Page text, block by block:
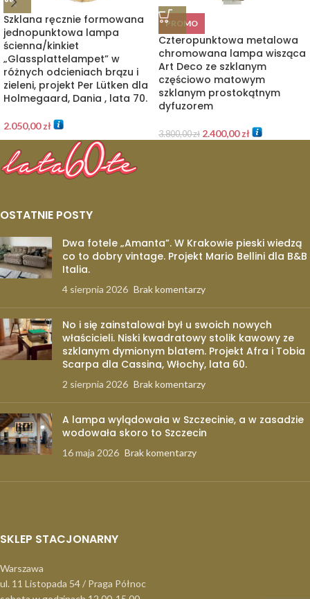
Szklana ręcznie formowana
jednopunktowa lampa
ścienna/kinkiet
„Glassplattelampet” w
różnych odcieniach brązu i
zieleni, projekt Per Lütken dla
Holmegaard, Dania , lata 70.
2.050,00zł
PROMO
Czteropunktowa metalowa
chromowana lampa wisząca
Art Deco ze szklanym
częściowo matowym
szklanym prostokątnym
dyfuzorem
3.800,00zł 2.400,00zł
OSTATNIE POSTY
Dwa fotele „Amanta”. W Krakowie pieski wiedzą
co to dobry vintage. Projekt Mario Bellini dla B&B
Italia.
4 sierpnia 2026 Brak komentarzy
No i się zainstalował był u swoich nowych
właścicieli. Niski kwadratowy stolik kawowy ze
szklanym dymionym blatem. Projekt Afra i Tobia
Scarpa dla Cassina, Włochy, lata 60.
2 sierpnia 2026 Brak komentarzy
A lampa wylądowała w Szczecinie, a w zasadzie
wodowała skoro to Szczecin
16 maja 2026 Brak komentarzy
SKLEP STACJONARNY
Warszawa
ul. 11 Listopada 54 / Praga Północ